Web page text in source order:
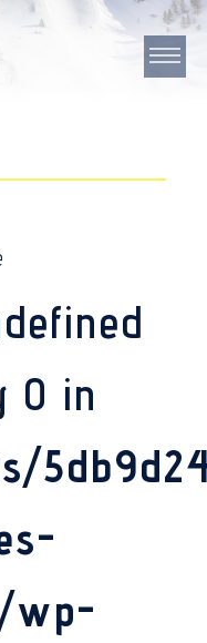
0 in
wp-